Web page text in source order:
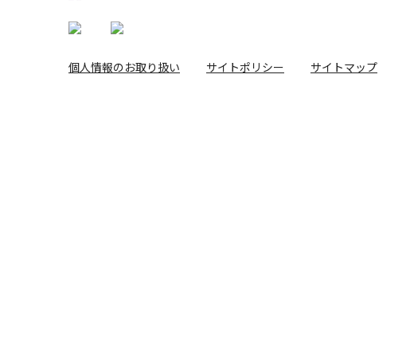
個人情報のお取り扱い サイトポリシー サイトマップ